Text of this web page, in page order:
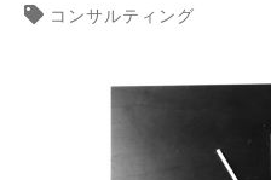
コンサルティング